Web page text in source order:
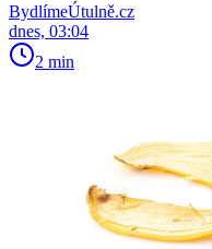
BydlímeÚtulně.cz
dnes, 03:04
2 min